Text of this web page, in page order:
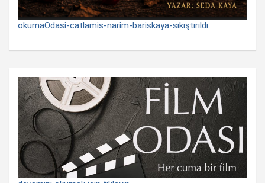
okumaOdasi-catlamis-narim-bariskaya-sıkıştırıldı